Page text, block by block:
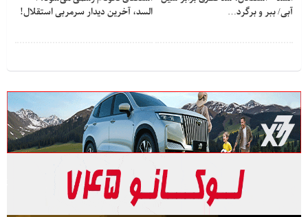
آبی/ ببر و برگرد…
السد، آخرین دیدار سرمربی استقلال!